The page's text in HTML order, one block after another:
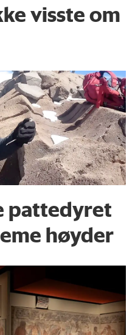
visste om
pattedyret
høyder